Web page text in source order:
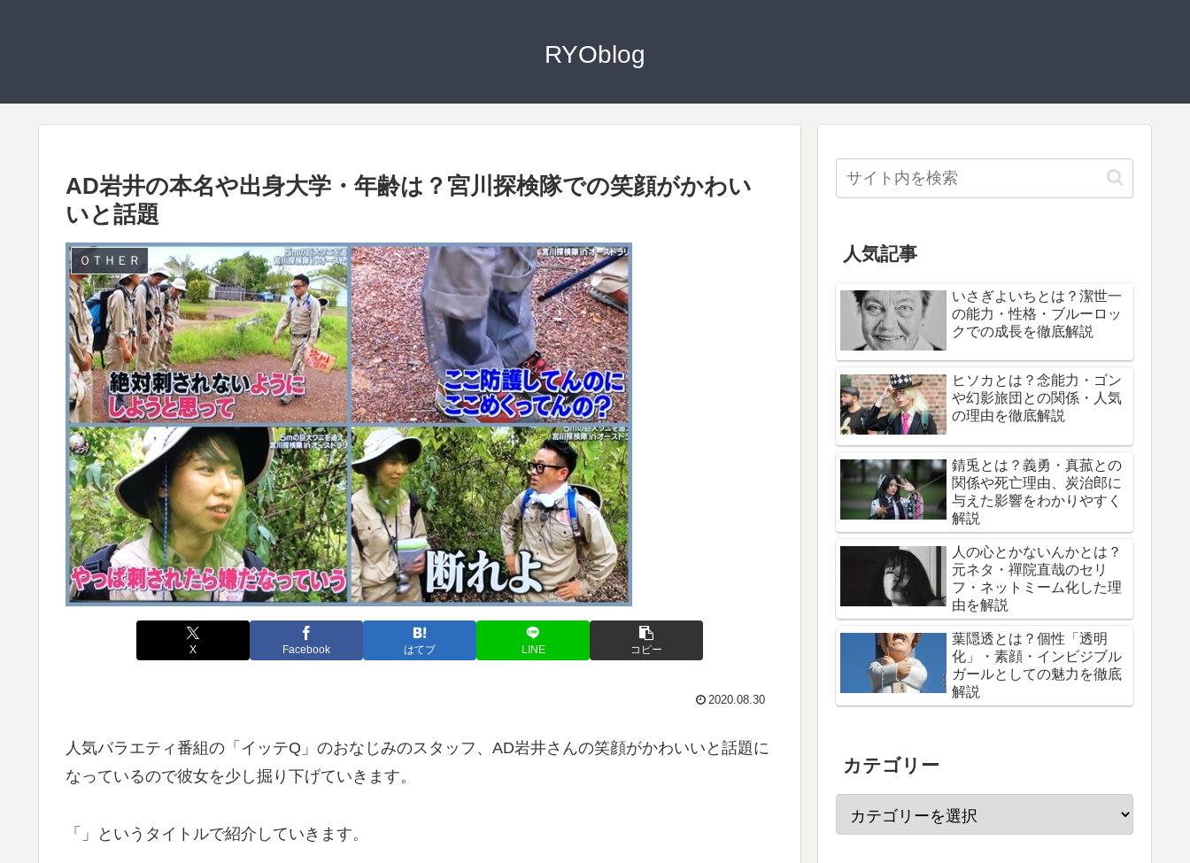
RYOblog
AD岩井の本名や出身大学・年齢は？宮川探検隊での笑顔がかわい
いと話題
ＯＴＨＥＲ
X Facebook はてブ LINE コピー
2020.08.30
人気バラエティ番組の「イッテQ」のおなじみのスタッフ、AD岩井さんの笑顔がかわいいと話題に
なっているので彼女を少し掘り下げていきます。
「」というタイトルで紹介していきます。
人気記事
いさぎよいちとは？潔世一
の能力・性格・ブルーロッ
クでの成長を徹底解説
ヒソカとは？念能力・ゴン
や幻影旅団との関係・人気
の理由を徹底解説
錆兎とは？義勇・真菰との
関係や死亡理由、炭治郎に
与えた影響をわかりやすく
解説
人の心とかないんかとは？
元ネタ・禪院直哉のセリ
フ・ネットミーム化した理
由を解説
葉隠透とは？個性「透明
化」・素顔・インビジブル
ガールとしての魅力を徹底
解説
カテゴリー